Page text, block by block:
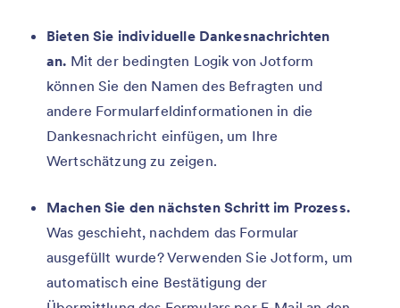
Bieten Sie individuelle Dankesnachrichten
an. Mit der bedingten Logik von Jotform
können Sie den Namen des Befragten und
andere Formularfeldinformationen in die
Dankesnachricht einfügen, um Ihre
Wertschätzung zu zeigen.
Machen Sie den nächsten Schritt im Prozess.
Was geschieht, nachdem das Formular
ausgefüllt wurde? Verwenden Sie Jotform, um
automatisch eine Bestätigung der